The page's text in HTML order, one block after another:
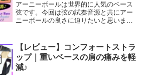
アーニーボールは世界的に人気のベース
弦です。今回は弦の試奏音源と共にアー
ニーボールの良さに迫りたいと思いま
【レビュー】コンフォートストラ
ップ｜重いベースの肩の痛みを軽
減♪